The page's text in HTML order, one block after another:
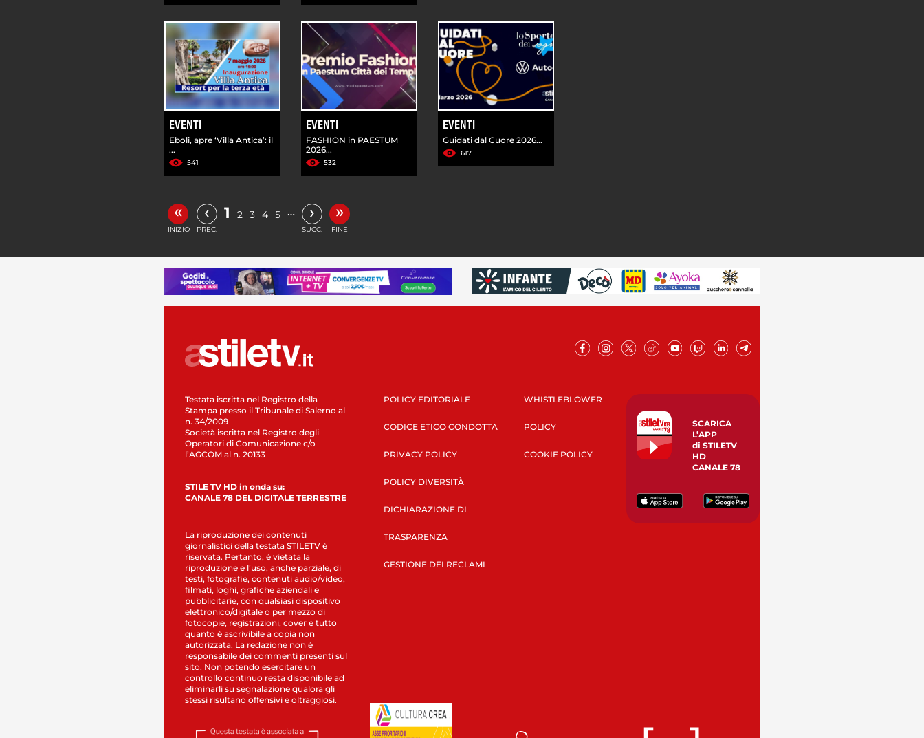
EVENTI
Eboli, apre ‘Villa Antica’: il
...
541
EVENTI
FASHION in PAESTUM
2026...
532
EVENTI
Guidati dal Cuore 2026...
617
«
INIZIO
‹
PREC.
1 2 3 4 5 … ›
SUCC.
»
FINE
Testata iscritta nel Registro della
Stampa presso il Tribunale di Salerno al
n. 34/2009
Società iscritta nel Registro degli
Operatori di Comunicazione c/o
l’AGCOM al n. 20133
STILE TV HD in onda su:
CANALE 78 DEL DIGITALE TERRESTRE
La riproduzione dei contenuti
giornalistici della testata STILETV è
riservata. Pertanto, è vietata la
riproduzione e l’uso, anche parziale, di
testi, fotografie, contenuti audio/video,
filmati, loghi, grafiche aziendali e
pubblicitarie, con qualsiasi dispositivo
elettronico/digitale o per mezzo di
fotocopie, registrazioni, cover e tutto
quanto è ascrivibile a copia non
autorizzata. La redazione non è
responsabile dei commenti presenti sul
sito. Non potendo esercitare un
controllo continuo resta disponibile ad
eliminarli su segnalazione qualora gli
stessi risultano offensivi e oltraggiosi.
POLICY EDITORIALE
CODICE ETICO CONDOTTA
PRIVACY POLICY
POLICY DIVERSITÀ
DICHIARAZIONE DI
TRASPARENZA
GESTIONE DEI RECLAMI
WHISTLEBLOWER
POLICY
COOKIE POLICY
SCARICA
L’APP
di STILETV
HD
CANALE 78